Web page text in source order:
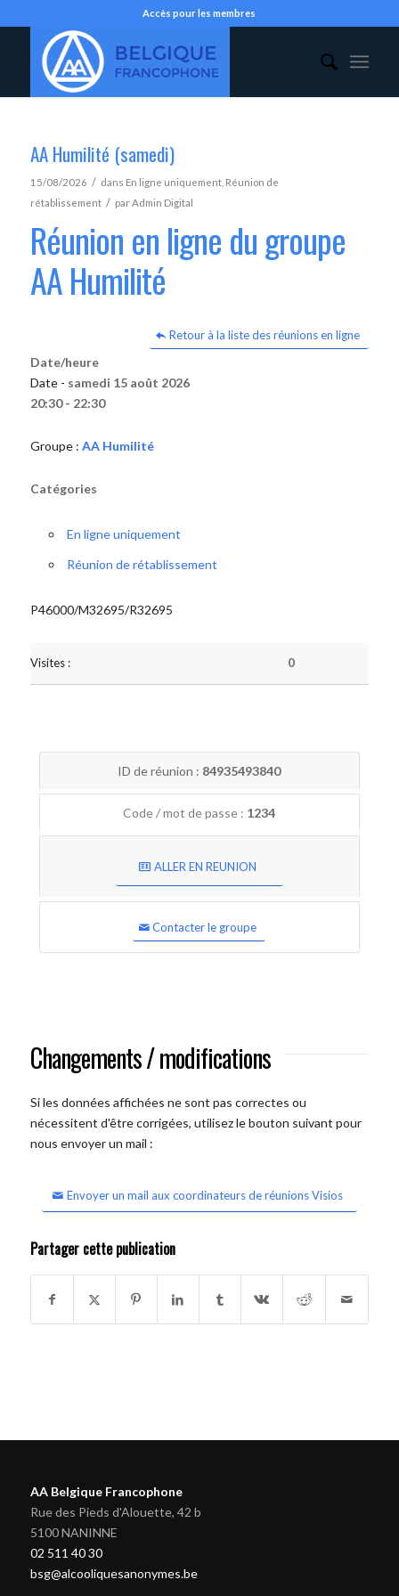
Accès pour les membres
AA Humilité (samedi)
15/08/2026 / dans En ligne uniquement, Réunion de
rétablissement / parAdmin Digital
Réunion en ligne du groupe
AA Humilité
Retour à la liste des réunions en ligne
Date/heure
Date - samedi 15 août 2026
20:30 - 22:30
Groupe : AA Humilité
Catégories
En ligne uniquement
Réunion de rétablissement
P46000/M32695/R32695
Visites : 0
ID de réunion : 84935493840
Code / mot de passe : 1234
ALLER EN REUNION
Contacter le groupe
Changements / modifications
Si les données affichées ne sont pas correctes ou
nécessitent d'être corrigées, utilisez le bouton suivant pour
nous envoyer un mail :
Envoyer un mail aux coordinateurs de réunions Visios
Partager cette publication
AA Belgique Francophone
Rue des Pieds d'Alouette, 42 b
5100 NANINNE
02 511 40 30
bsg@alcooliquesanonymes.be